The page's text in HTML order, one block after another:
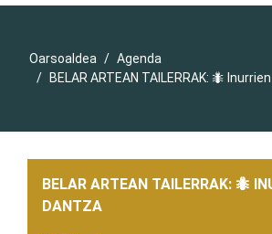
Oarsoaldea
Agenda
BELAR ARTEAN TAILERRAK: 🐜
BELAR ARTEAN TAILERRAK: 🐜
DANTZA